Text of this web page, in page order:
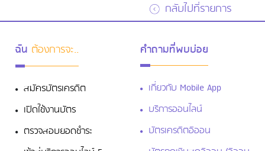
กลับไปที่รายการ
ฉัน ต้องการจะ..
สมัครบัตรเครดิต
เปิดใช้งานบัตร
ตรวจสอบยอดชำระ
คำถามที่พบบ่อย
เกี่ยวกับ Mobile App
บริการออนไลน์
บัตรเครดิตอิออน